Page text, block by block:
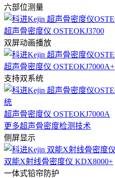
六部位测量
超声骨密度仪 OSTEOKJ3700
双屏动画播放
超声骨密度仪 OSTEOKJ7000A+
支持双系统
超声骨密度仪 OSTEOKJ7000A
更多超声骨密度检测技术
侧屏显示
双能X射线骨密度仪 KDX8000+
一体式铅帘防护